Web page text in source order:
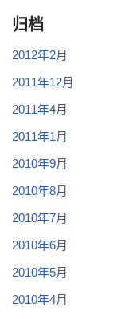
归档
2012年2月
2011年12月
2011年4月
2011年1月
2010年9月
2010年8月
2010年7月
2010年6月
2010年5月
2010年4月